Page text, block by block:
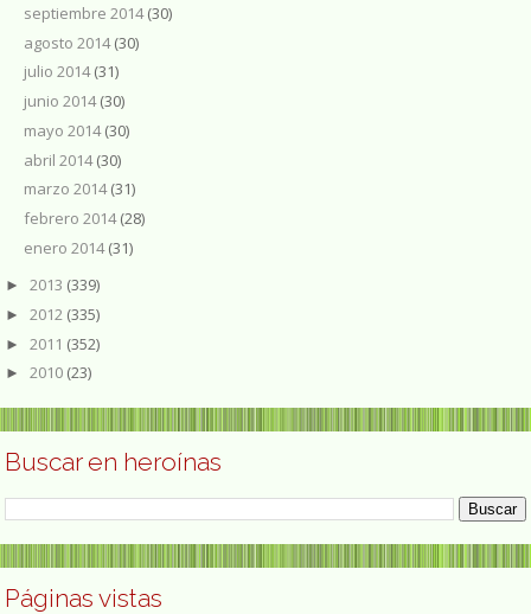
septiembre 2014(30)
agosto 2014(30)
julio 2014(31)
junio 2014(30)
mayo 2014(30)
abril 2014(30)
marzo 2014(31)
febrero 2014(28)
enero 2014(31)
► 2013 (339)
► 2012 (335)
► 2011 (352)
► 2010 (23)
Buscar en heroínas
Páginas vistas